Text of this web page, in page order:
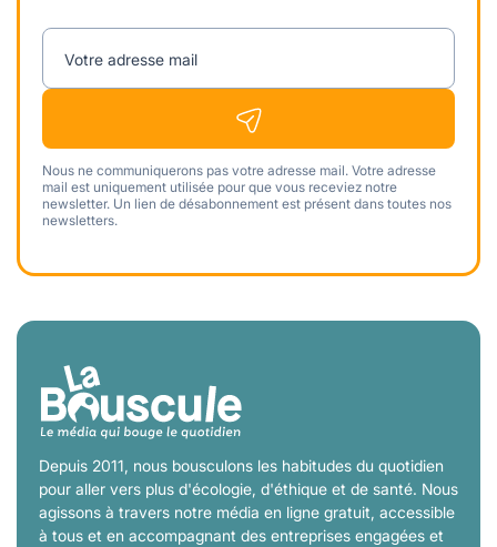
Votre adresse mail
Nous ne communiquerons pas votre adresse mail. Votre adresse
mail est uniquement utilisée pour que vous receviez notre
newsletter. Un lien de désabonnement est présent dans toutes nos
newsletters.
Depuis 2011, nous bousculons les habitudes du quotidien
pour aller vers plus d'écologie, d'éthique et de santé. Nous
agissons à travers notre média en ligne gratuit, accessible
à tous et en accompagnant des entreprises engagées et